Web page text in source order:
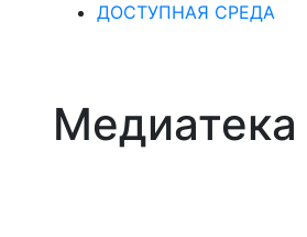
ДОСТУПНАЯ СРЕДА
Медиатека